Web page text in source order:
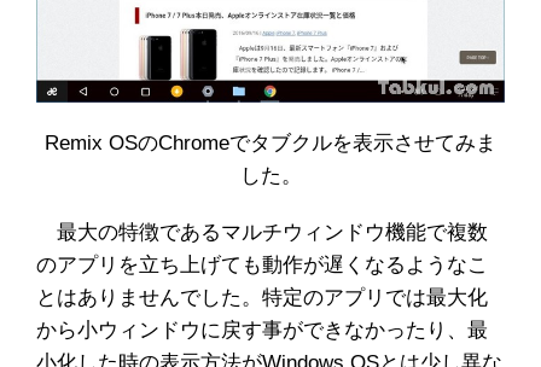
Remix OSのChromeでタブクルを表示させてみま
した。
最大の特徴であるマルチウィンドウ機能で複数
のアプリを立ち上げても動作が遅くなるようなこ
とはありませんでした。特定のアプリでは最大化
から小ウィンドウに戻す事ができなかったり、最